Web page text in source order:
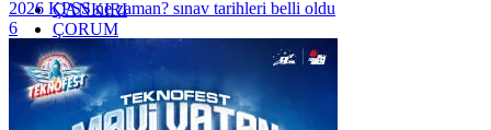
ÇANKIRI
ÇORUM
İSTANBUL
İZMİR
ŞANLIURFA
ŞIRNAK
2026 KPSS ne zaman? sınav tarihleri belli oldu
6